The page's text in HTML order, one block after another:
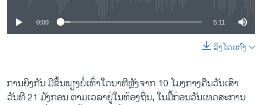
0:00 5:11
ລິງໂດຍກົງ
ການຍິງກັນ ມີຂຶ້ນພຽງບໍ່ເທົ່າໃດນາທີຫຼັງຈາກ 10 ໂມງກາງຄືນວັນເສົາ
ວັນທີ 21 ມັງກອນ ຕາມເວລາຢູ່ໃນທ້ອງຖິ່ນ, ໃນມື້ກ່ອນວັນເທດສະການ